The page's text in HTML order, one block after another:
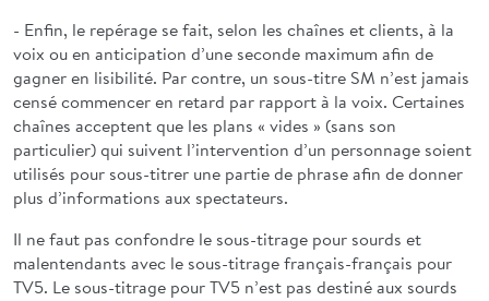
- Enfin, le repérage se fait, selon les chaînes et clients, à la
voix ou en anticipation d’une seconde maximum afin de
gagner en lisibilité. Par contre, un sous-titre SM n’est jamais
censé commencer en retard par rapport à la voix. Certaines
chaînes acceptent que les plans « vides » (sans son
particulier) qui suivent l’intervention d’un personnage soient
utilisés pour sous-titrer une partie de phrase afin de donner
plus d’informations aux spectateurs.
Il ne faut pas confondre le sous-titrage pour sourds et
malentendants avec le sous-titrage français-français pour
TV5. Le sous-titrage pour TV5 n’est pas destiné aux sourds